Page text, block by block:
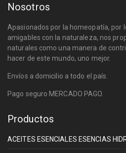
Nosotros
Apasionados por la homeopatía, por
amigables con la naturaleza, nos
naturales como una manera de
hacer de este mundo, uno mejor.
Envíos a domicilio a todo el país.
Pago seguro MERCADO PAGO.
Productos
ACEITES ESENCIALES ESENCIAS